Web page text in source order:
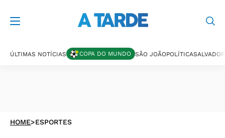
ÚLTIMAS NOTÍCIAS COPA DO MUNDO SÃO JOÃOPOLÍTICASALVADOR
HOME>ESPORTES